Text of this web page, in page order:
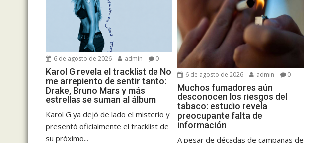
6 de agosto de 2026 admin 0
Karol G revela el tracklist de No
me arrepiento de sentir tanto:
Drake, Bruno Mars y más
estrellas se suman al álbum
Karol G ya dejó de lado el misterio y
presentó oficialmente el tracklist de
su próximo...
6 de agosto de 2026 admin 0
Muchos fumadores aún
desconocen los riesgos del
tabaco: estudio revela
preocupante falta de
información
A pesar de décadas de campañas de